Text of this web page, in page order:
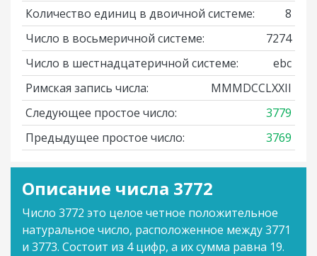
Количество единиц в двоичной системе:
8
Число в восьмеричной системе:
7274
Число в шестнадцатеричной системе:
ebc
Римская запись числа:
MMMDCCLXXII
Следующее простое число:
3779
Предыдущее простое число:
3769
Описание числа 3772
Число 3772 это целое четное положительное
натуральное число, расположенное между 3771
и 3773. Состоит из 4 цифр, а их сумма равна 19.